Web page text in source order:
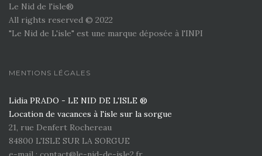
Le Nid de l'isle®
All rights reserved © 2022
"Le Nid de L'isle" est une marque déposée à l'INPI
MENTIONS LÉGALES
Lidia PRADO - LE NID DE L'ISLE ®
Location de vacances à l'isle sur la sorgue
21, rue Denfert Rochereau
84800 L'ISLE SUR LA SORGUE